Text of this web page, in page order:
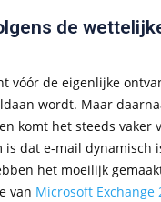
de
vóór de eigenlijke
wordt. Maar
komt het steeds
dat e-mail
het moeilijk
van Microsoft Exchange